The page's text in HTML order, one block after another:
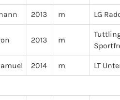
2013 m LG
2013 m
2014 m LT